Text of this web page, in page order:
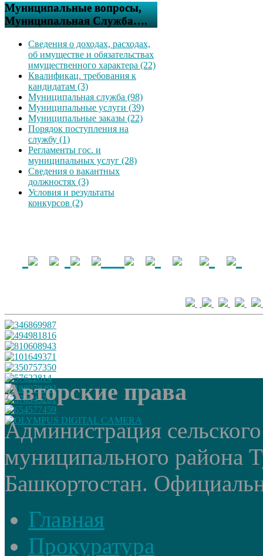
Муниципальные вопросы,
Муниципальная Служба….
Сведения о доходах, расходах,
об имуществе и обязательствах
имущественного характера (22)
Квалификац. требования к
кандидатам (3)
Муниципальная служба (98)
Муниципальные услуги (39)
Муниципальные заказы (22)
Порядок поступления на
службу (1)
Регламенты гос. и
муниципальных услуг (28)
Сведения о вакантных
должностях (3)
Условия и результаты
конкурсов (2)
Авторские права
Администрация
муниципального района
Башкортостан.
Главная
Прокуратура